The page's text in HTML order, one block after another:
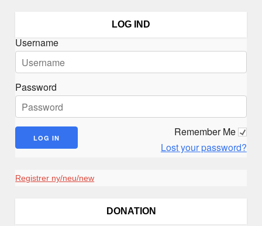
LOG IND
Username
Password
Remember Me
Lost your password?
Registrer ny/neu/new
DONATION